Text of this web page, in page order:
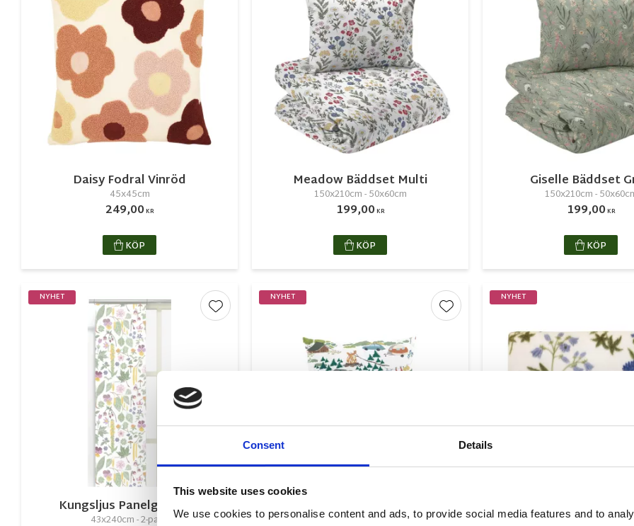
Consent Details
This website uses cookies
We use cookies to personalise content and ads, to provide social media features and to
Daisy Fodral Vinröd
45x45cm
249,00KR
KÖP
Meadow Bäddset Multi
150x210cm - 50x60cm
199,00KR
KÖP
Giselle Bäddset
150x210cm -
199,00KR
KÖP
Kungsljus Panelgardiner
43x240cm - 2-pack
NYHET
Lägg till i favoriter
Semester Kuddfodral Naturvit
47x47cm
NYHET
Lägg till i favoriter
Meadow Pläd
130x170cm
NYHET